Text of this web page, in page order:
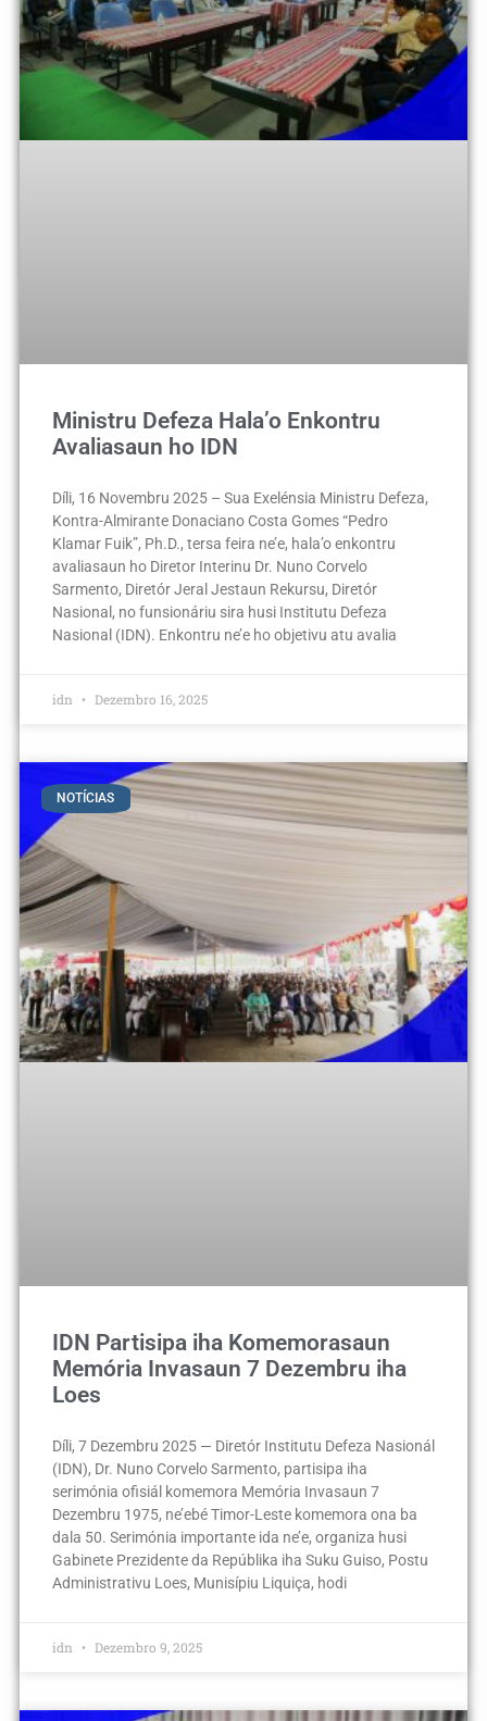
Ministru Defeza Hala’o Enkontru
Avaliasaun ho IDN
Díli, 16 Novembru 2025 – Sua Exelénsia Ministru Defeza,
Kontra-Almirante Donaciano Costa Gomes “Pedro
Klamar Fuik”, Ph.D., tersa feira ne’e, hala’o enkontru
avaliasaun ho Diretor Interinu Dr. Nuno Corvelo
Sarmento, Diretór Jeral Jestaun Rekursu, Diretór
Nasional, no funsionáriu sira husi Institutu Defeza
Nasional (IDN). Enkontru ne’e ho objetivu atu avalia
idn Dezembro 16, 2025
NOTÍCIAS
IDN Partisipa iha Komemorasaun
Memória Invasaun 7 Dezembru iha
Loes
Díli, 7 Dezembru 2025 — Diretór Institutu Defeza Nasionál
(IDN), Dr. Nuno Corvelo Sarmento, partisipa iha
serimónia ofisiál komemora Memória Invasaun 7
Dezembru 1975, ne’ebé Timor-Leste komemora ona ba
dala 50. Serimónia importante ida ne’e, organiza husi
Gabinete Prezidente da Repúblika iha Suku Guiso, Postu
Administrativu Loes, Munisípiu Liquiça, hodi
idn Dezembro 9, 2025